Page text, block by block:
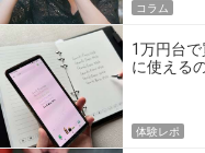
コラム
1万円台で
に使える
体験レポ